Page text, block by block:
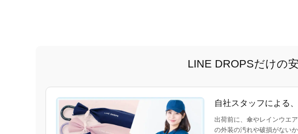
LINE DROPSだけの
自社スタッフによる
出荷前に、傘やレインウエ
の外装の汚れや破損がない